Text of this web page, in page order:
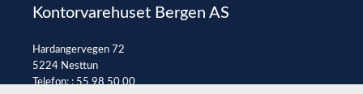
Kontorvarehuset Bergen AS
Hardangervegen 72
5224 Nesttun
Telefon: :55 98 50 00